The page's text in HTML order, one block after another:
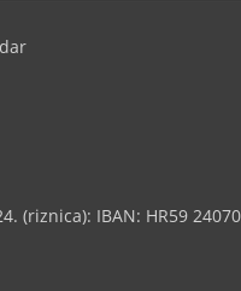
(riznica): IBAN: HR59